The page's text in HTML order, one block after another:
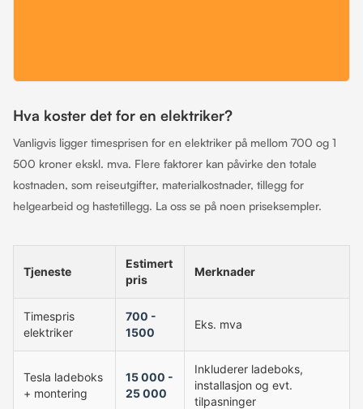
Hva koster det for en elektriker?
Vanligvis ligger timesprisen for en elektriker på mellom 700 og 1
500 kroner ekskl. mva. Flere faktorer kan påvirke den totale
kostnaden, som reiseutgifter, materialkostnader, tillegg for
helgearbeid og hastetillegg. La oss se på noen priseksempler.
Tjeneste
Estimert
pris
Merknader
Timespris
elektriker
700 -
1500
Eks. mva
Tesla ladeboks
+ montering
15 000 -
25 000
Inkluderer ladeboks,
installasjon og evt.
tilpasninger